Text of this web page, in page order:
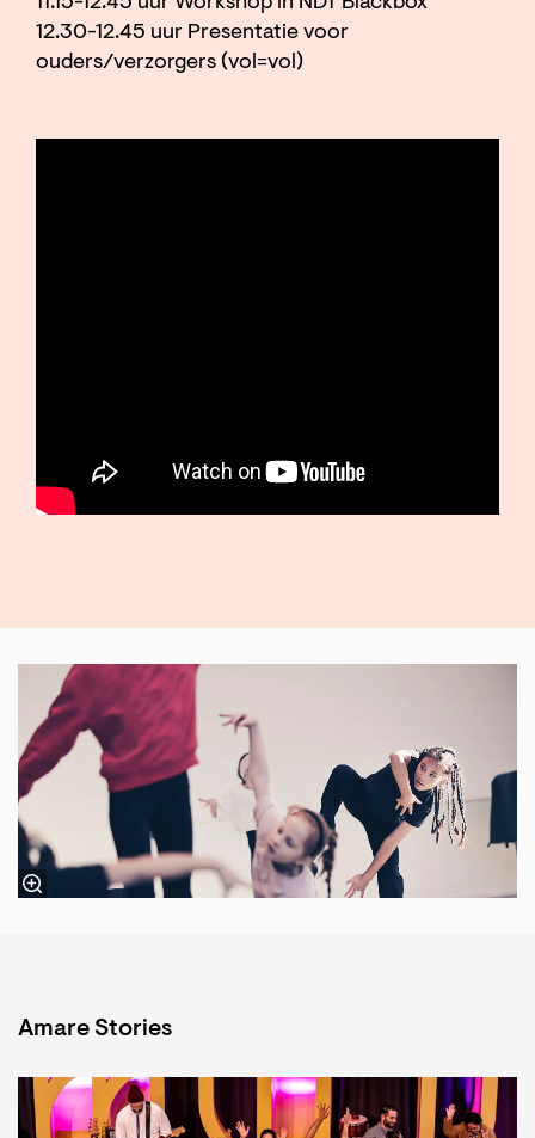
12.30-12.45 uur Presentatie voor
ouders/verzorgers (vol=vol)
Amare Stories